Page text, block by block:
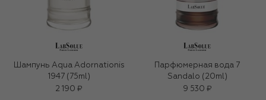
Шампунь Aqua Adornationis
1947 (75ml)
2 190 ₽
Парфюмерная вода 7
Sandalo (20ml)
9 530 ₽